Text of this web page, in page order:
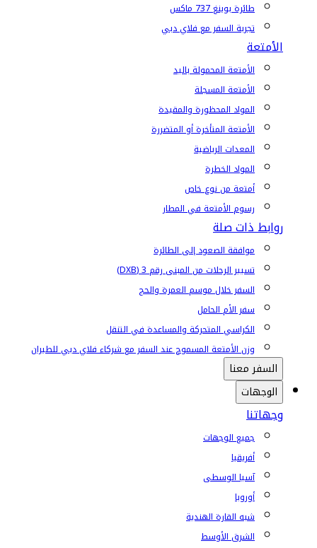
طائرة بوينغ 737 ماكس
تجربة السفر مع فلاي دبي
الأمتعة
الأمتعة المحمولة باليد
الأمتعة المسجلة
المواد المحظورة والمقيدة
الأمتعة المتأخرة أو المتضررة
المعدات الرياضية
المواد الخطرة
أمتعة من نوع خاص
رسوم الأمتعة في المطار
روابط ذات صلة
موافقة الصعود إلى الطائرة
تسيير الرحلات من المبنى رقم 3 (DXB)
السفر خلال موسم العمرة والحج
سفر الأم الحامل
الكراسي المتحركة والمساعدة في التنقل
وزن الأمتعة المسموح عند السفر مع شركاء فلاي دبي للطيران
السفر معنا
الوجهات
وجهاتنا
جميع الوجهات
أفريقيا
آسيا الوسطى
أوروبا
شبه القارة الهندية
الشرق الأوسط